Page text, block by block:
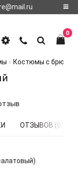
0
Костюмы с
ОТЗЫВОВ (0)